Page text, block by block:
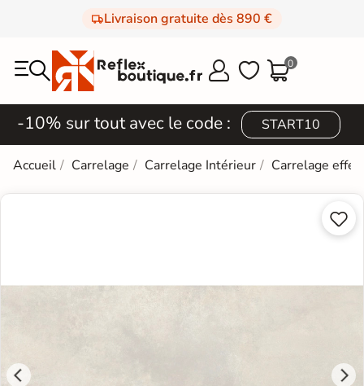
Livraison gratuite dès 890 €
  0
-10% sur tout avec le code : START10
Accueil Carrelage Carrelage Intérieur Carrelage effet

